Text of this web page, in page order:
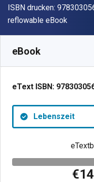
ISBN drucken:
Format
reflowable eBook
eBook
eText ISBN:
Lebenszeit